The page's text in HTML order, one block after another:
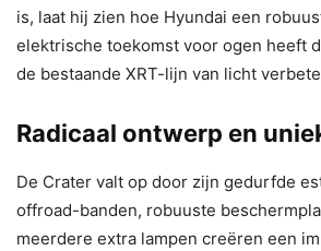
is, laat hij zien hoe Hyundai een
elektrische toekomst voor ogen heeft
de bestaande XRT-lijn van licht
Radicaal ontwerp en
De Crater valt op door zijn gedurfde
offroad-banden, robuuste
meerdere extra lampen creëren een